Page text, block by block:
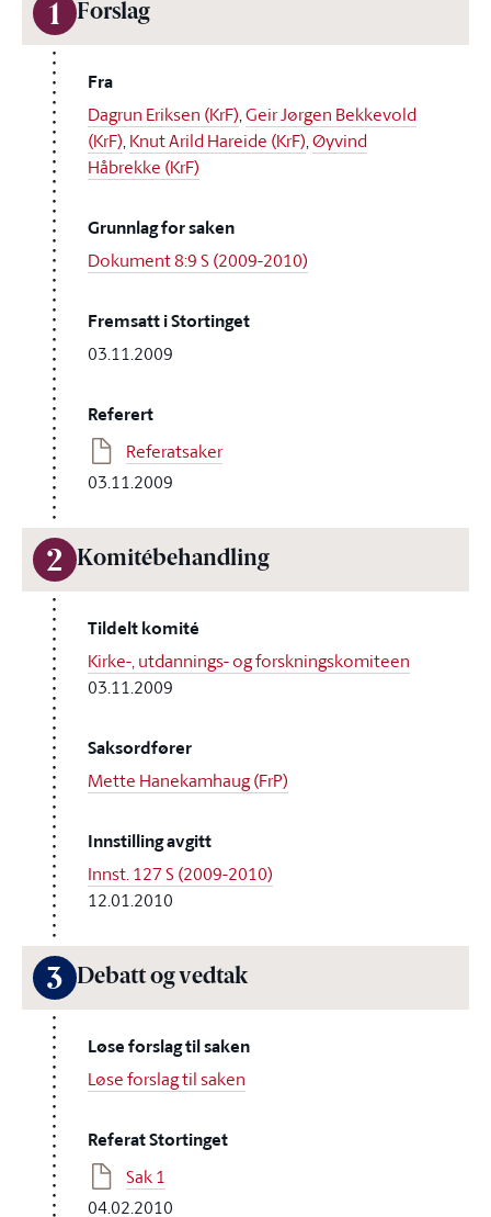
1 Forslag
Fra
Dagrun Eriksen (KrF),Geir Jørgen Bekkevold
(KrF),Knut Arild Hareide (KrF),Øyvind
Håbrekke (KrF)
Grunnlag for saken
Dokument 8:9 S (2009-2010)
Fremsatt i Stortinget
03.11.2009
Referert
Referatsaker
03.11.2009
2 Komitébehandling
Tildelt komité
Kirke-, utdannings- og forskningskomiteen
03.11.2009
Saksordfører
Mette Hanekamhaug (FrP)
Innstilling avgitt
Innst. 127 S (2009-2010)
12.01.2010
3 Debatt og vedtak
Løse forslag til saken
Løse forslag til saken
Referat Stortinget
Sak 1
04.02.2010